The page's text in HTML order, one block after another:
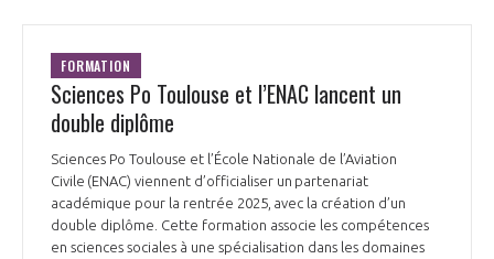
FORMATION
Sciences Po Toulouse et l’ENAC lancent un
double diplôme
Sciences Po Toulouse et l’École Nationale de l’Aviation
Civile (ENAC) viennent d’officialiser un partenariat
académique pour la rentrée 2025, avec la création d’un
double diplôme. Cette formation associe les compétences
en sciences sociales à une spécialisation dans les domaines